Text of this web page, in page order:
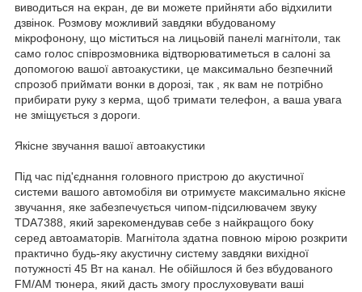
виводиться на екран, де ви можете прийняти або відхилити
дзвінок. Розмову можливий завдяки вбудованому
мікрофонону, що міститься на лицьовій панелі магнітоли, так
само голос співрозмовника відтворюватиметься в салоні за
допомогою вашої автоакустики, це максимально безпечний
спрозоб приймати вонки в дорозі, так , як вам не потрібно
прибирати руку з керма, щоб тримати телефон, а ваша увага
не зміщується з дороги.
Якісне звучання вашої автоакустики
Під час під'єднання головного пристрою до акустичної
системи вашого автомобіля ви отримуєте максимально якісне
звучання, яке забезпечується чипом-підсилювачем звуку
TDA7388, який зарекомендував себе з найкращого боку
серед автоаматорів. Магнітола здатна повною мірою розкрити
практично будь-яку акустичну систему завдяки вихідної
потужності 45 Вт на канал. Не обійшлося й без вбудованого
FM/AM тюнера, який дасть змогу прослуховувати ваші